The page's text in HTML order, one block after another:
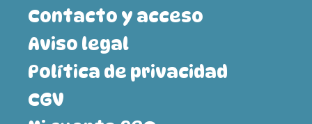
Contacto y acceso
Aviso legal
Política de privacidad
CGV